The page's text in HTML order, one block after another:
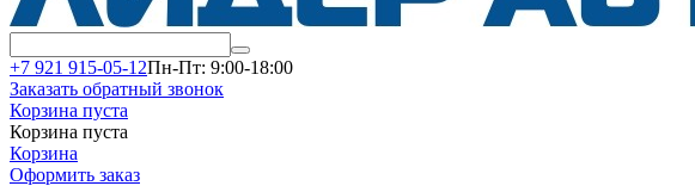
+7 921 915-05-12Пн-Пт: 9:00-18:00
Заказать обратный звонок
Корзина пуста
Корзина пуста
Корзина
Оформить заказ